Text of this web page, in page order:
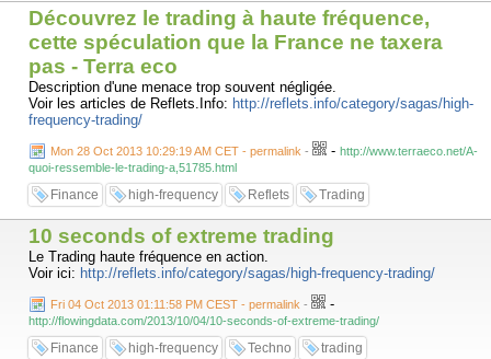
Découvrez le trading à haute fréquence,
cette spéculation que la France ne taxera
pas - Terra eco
Description d'une menace trop souvent négligée.
Voir les articles de Reflets.Info: http://reflets.info/category/sagas/high-
frequency-trading/
Mon 28 Oct 2013 10:29:19 AM CET - permalink - - http://www.terraeco.net/A-
quoi-ressemble-le-trading-a,51785.html
Finance high-frequency Reflets Trading
10 seconds of extreme trading
Le Trading haute fréquence en action.
Voir ici: http://reflets.info/category/sagas/high-frequency-trading/
Fri 04 Oct 2013 01:11:58 PM CEST - permalink - -
http://flowingdata.com/2013/10/04/10-seconds-of-extreme-trading/
Finance high-frequency Techno trading